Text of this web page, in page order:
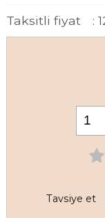
Taksitli fiyat :
Tavsiye et